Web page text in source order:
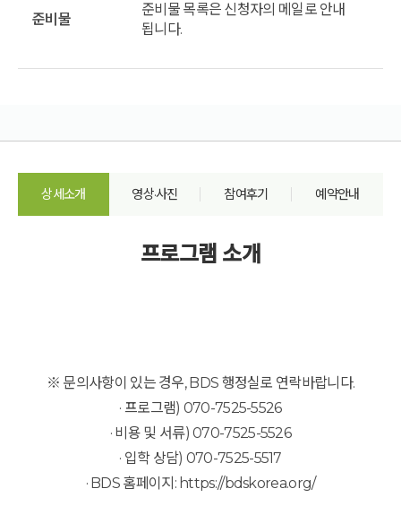
준비물
준비물 목록은 신청자의 메일로 안내
됩니다.
상세소개 영상·사진 참여후기 예약안내
프로그램 소개
※ 문의사항이 있는 경우, BDS 행정실로 연락바랍니다.
· 프로그램) 070-7525-5526
· 비용 및 서류) 070-7525-5526
· 입학 상담) 070-7525-5517
· BDS 홈페이지: https://bdskorea.org/